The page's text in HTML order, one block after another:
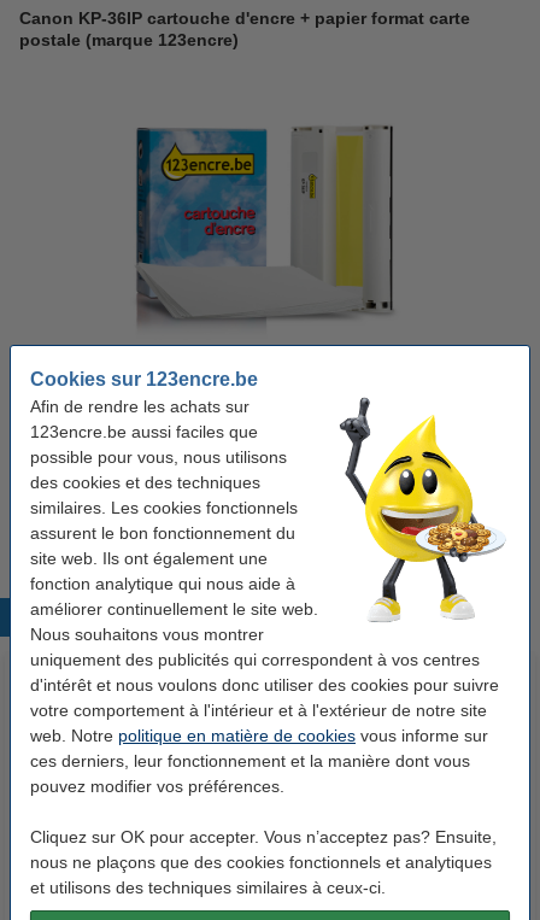
Cookies sur 123encre.be
Afin de rendre les achats sur
123encre.be aussi faciles que
possible pour vous, nous utilisons
des cookies et des techniques
similaires. Les cookies fonctionnels
assurent le bon fonctionnement du
site web. Ils ont également une
fonction analytique qui nous aide à
améliorer continuellement le site web.
Nous souhaitons vous montrer
uniquement des publicités qui correspondent à vos centres
d'intérêt et nous voulons donc utiliser des cookies pour suivre
votre comportement à l'intérieur et à l'extérieur de notre site
web. Notre politique en matière de cookies vous informe sur
ces derniers, leur fonctionnement et la manière dont vous
pouvez modifier vos préférences.
Cliquez sur OK pour accepter. Vous n’acceptez pas? Ensuite,
nous ne plaçons que des cookies fonctionnels et analytiques
et utilisons des techniques similaires à ceux-ci.
Canon KP-36IP cartouche d'encre + papier format carte
postale (marque 123encre)
Voir les spécifications et la description
Économisez 34,5%sur votre encre (sans perte de qualité) !
En stock
Livré demain
9,50 € Commander
Produits populaires
Canon KC-36IP cartouche
d'encre + papier format carte de
crédit (d'origine)
Canon KC-18IF cartouche
d'encre + autocollants format
carte de crédit (d'origine)